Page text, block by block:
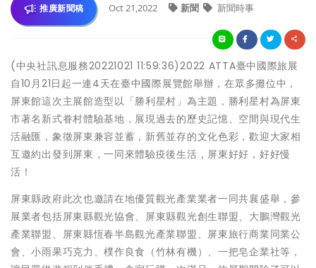
推廣新聞稿 Oct 21,2022 新聞 新聞時事
(中央社訊息服務20221021 11:59:36)2022 ATTA臺中國際旅展
自10月21日起一連4天在臺中國際展覽館舉辦，在眾多攤位中，
屏東館這次主展館造型以「勝利星村」為主題，勝利星村為屏東
市著名新式眷村體驗基地，展現過去的歷史記憶、空間與現代生
活融匯，象徵屏東兼容並蓄，新舊並存的文化色彩，歡迎大家相
互邀約出發到屏東，一同來體驗疫後生活，屏東好好，好好慢
活！
屏東縣政府此次也邀請在地優質觀光產業業者一同共襄盛舉，參
展業者包括屏東縣觀光協會、屏東縣觀光創生聯盟、大鵬灣觀光
產業聯盟、屏東縣恆春半島觀光產業聯盟、屏東旅行商業同業公
會、小雨果巧克力、樸作良食（竹林有機）、一把皂企業社等，